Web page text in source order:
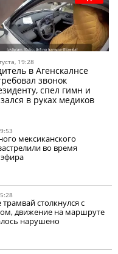
19:28
в Агенскалнсе
звонок
спел гимн и
в руках медиков
мексиканского
во время
столкнулся с
движение на маршруте
нарушено